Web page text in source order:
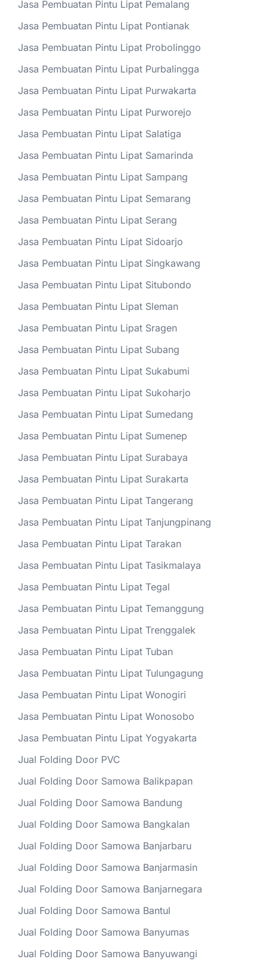
Jasa Pembuatan Pintu Lipat Pemalang
Jasa Pembuatan Pintu Lipat Pontianak
Jasa Pembuatan Pintu Lipat Probolinggo
Jasa Pembuatan Pintu Lipat Purbalingga
Jasa Pembuatan Pintu Lipat Purwakarta
Jasa Pembuatan Pintu Lipat Purworejo
Jasa Pembuatan Pintu Lipat Salatiga
Jasa Pembuatan Pintu Lipat Samarinda
Jasa Pembuatan Pintu Lipat Sampang
Jasa Pembuatan Pintu Lipat Semarang
Jasa Pembuatan Pintu Lipat Serang
Jasa Pembuatan Pintu Lipat Sidoarjo
Jasa Pembuatan Pintu Lipat Singkawang
Jasa Pembuatan Pintu Lipat Situbondo
Jasa Pembuatan Pintu Lipat Sleman
Jasa Pembuatan Pintu Lipat Sragen
Jasa Pembuatan Pintu Lipat Subang
Jasa Pembuatan Pintu Lipat Sukabumi
Jasa Pembuatan Pintu Lipat Sukoharjo
Jasa Pembuatan Pintu Lipat Sumedang
Jasa Pembuatan Pintu Lipat Sumenep
Jasa Pembuatan Pintu Lipat Surabaya
Jasa Pembuatan Pintu Lipat Surakarta
Jasa Pembuatan Pintu Lipat Tangerang
Jasa Pembuatan Pintu Lipat Tanjungpinang
Jasa Pembuatan Pintu Lipat Tarakan
Jasa Pembuatan Pintu Lipat Tasikmalaya
Jasa Pembuatan Pintu Lipat Tegal
Jasa Pembuatan Pintu Lipat Temanggung
Jasa Pembuatan Pintu Lipat Trenggalek
Jasa Pembuatan Pintu Lipat Tuban
Jasa Pembuatan Pintu Lipat Tulungagung
Jasa Pembuatan Pintu Lipat Wonogiri
Jasa Pembuatan Pintu Lipat Wonosobo
Jasa Pembuatan Pintu Lipat Yogyakarta
Jual Folding Door PVC
Jual Folding Door Samowa Balikpapan
Jual Folding Door Samowa Bandung
Jual Folding Door Samowa Bangkalan
Jual Folding Door Samowa Banjarbaru
Jual Folding Door Samowa Banjarmasin
Jual Folding Door Samowa Banjarnegara
Jual Folding Door Samowa Bantul
Jual Folding Door Samowa Banyumas
Jual Folding Door Samowa Banyuwangi